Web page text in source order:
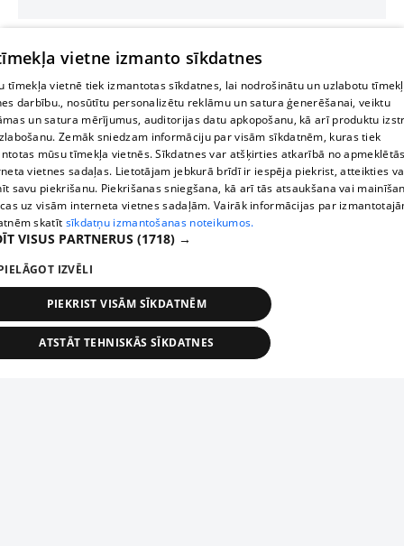
vietne izmanto sīkdatnes
tīmekļa vietnē tiek izmantotas sīkdatnes, lai nodrošinātu un uzlabotu
darbību., nosūtītu personalizētu reklāmu un satura ģenerēšanai, veiktu
un satura mērījumus, auditorijas datu apkopošanu, kā arī produktu
Zemāk sniedzam informāciju par visām sīkdatnēm, kuras tiek
mūsu tīmekļa vietnēs. Sīkdatnes var atšķirties atkarībā no
vietnes sadaļas. Lietotājam jebkurā brīdī ir iespēja piekrist, atteikties
savu piekrišanu. Piekrišanas sniegšana, kā arī tās atsaukšana vai
uz visām interneta vietnes sadaļām. Vairāk informācijas par
skatīt sīkdatņu izmantošanas noteikumos.
VISUS PARTNERUS (1718) →
IZVĒLI
PIEKRIST VISĀM SĪKDATNĒM
ATSTĀT TEHNISKĀS SĪKDATNES